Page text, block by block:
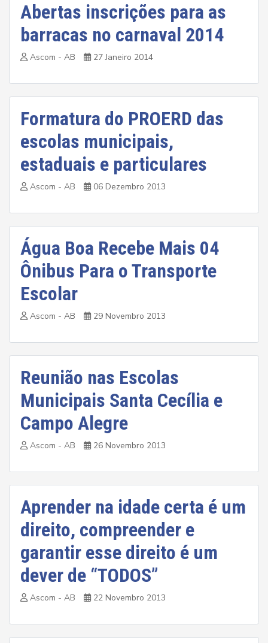
Abertas inscrições para as
barracas no carnaval 2014
Ascom - AB 27 Janeiro 2014
Formatura do PROERD das
escolas municipais,
estaduais e particulares
Ascom - AB 06 Dezembro 2013
Água Boa Recebe Mais 04
Ônibus Para o Transporte
Escolar
Ascom - AB 29 Novembro 2013
Reunião nas Escolas
Municipais Santa Cecília e
Campo Alegre
Ascom - AB 26 Novembro 2013
Aprender na idade certa é um
direito, compreender e
garantir esse direito é um
dever de “TODOS”
Ascom - AB 22 Novembro 2013